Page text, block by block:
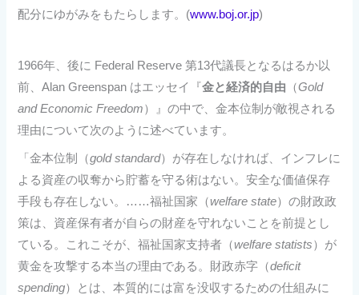
配分にゆがみをもたらします。(www.boj.or.jp)
1966年、後に Federal Reserve 第13代議長となるはるか以
前、Alan Greenspan はエッセイ『金と経済的自由 （Gold
and Economic Freedom）』の中で、金本位制が敵視される
理由について次のように述べています。
「金本位制（gold standard）が存在しなければ、インフレに
よる資産の収奪から貯蓄を守る術はない。安全な価値保存
手段も存在しない。……福祉国家（welfare state）の財政政
策は、資産保有者が自らの財産を守れないことを前提とし
ている。これこそが、福祉国家支持者（welfare statists）が
黄金を攻撃する本当の理由である。財政赤字（deficit
spending）とは、本質的には富を没収するための仕組みに